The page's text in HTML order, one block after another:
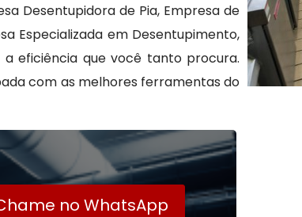
Desentupidora de Pia, Empresa de
Especializada em Desentupimento,
eficiência que você tanto procura.
com as melhores ferramentas do
no WhatsApp